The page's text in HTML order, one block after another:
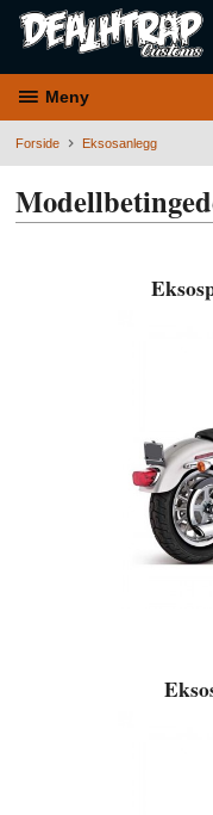
Meny
Forside Eksosanlegg